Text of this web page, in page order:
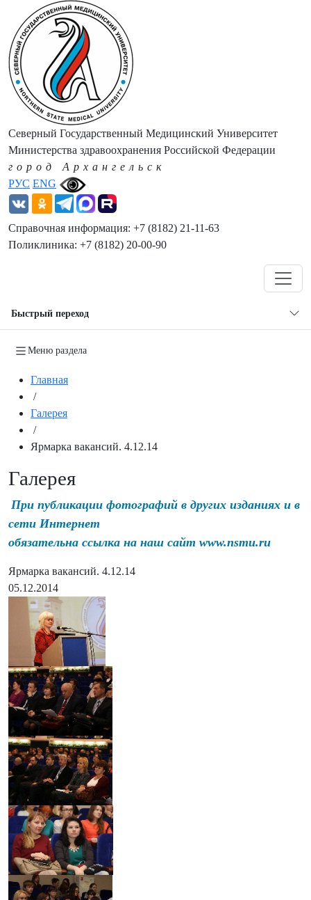
РУС ENG
Северный Государственный Медицинский Университет
Министерства здравоохранения Российской Федерации
город Архангельск
Справочная информация: +7 (8182) 21-11-63
Поликлиника: +7 (8182) 20-00-90
Быстрый переход
Меню раздела
Главная
/
Галерея
/
Ярмарка вакансий. 4.12.14
Галерея
При публикации фотографий в других изданиях и в
сети Интернет
обязательна ссылка на наш сайт www.nsmu.ru
Ярмарка вакансий. 4.12.14
05.12.2014